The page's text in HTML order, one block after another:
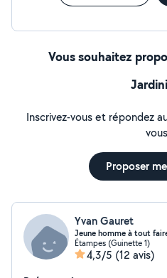
Vous souhaitez
Inscrivez-vous et répondez
Proposer
Yvan Gauret
Jeune homme à tout
Étampes (Guinette 1)
4,3/5 (12 avis)